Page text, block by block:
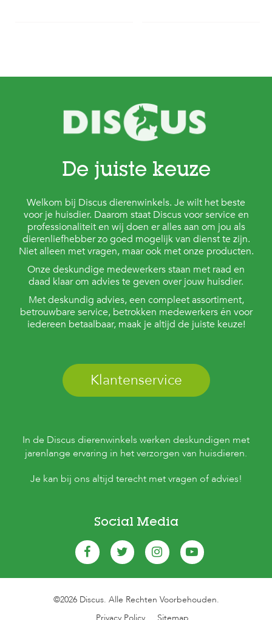
De juiste keuze
Welkom bij Discus dierenwinkels. Je wilt het beste
voor je huisdier. Daarom staat Discus voor service en
professionaliteit en wij doen er alles aan om jou als
dierenliefhebber zo goed mogelijk van dienst te zijn.
Niet alleen met vragen, maar ook met onze producten.
Onze deskundige medewerkers staan met raad en
daad klaar om advies te geven over jouw huisdier.
Met deskundig advies, een compleet assortiment,
betrouwbare service, betrokken medewerkers én voor
iedereen betaalbaar, maak je altijd de juiste keuze!
Klantenservice
In de Discus dierenwinkels werken deskundigen met
jarenlange ervaring in het verzorgen van huisdieren.
Je kan bij ons altijd terecht met vragen of advies!
Social Media
©2026 Discus. Alle Rechten Voorbehouden.